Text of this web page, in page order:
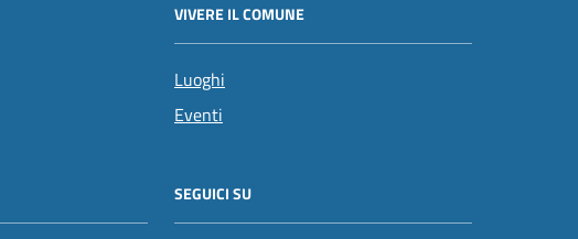
VIVERE IL COMUNE
Luoghi
Eventi
SEGUICI SU